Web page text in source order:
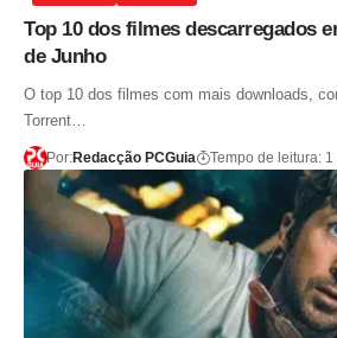
Top 10 dos filmes descarregados
de Junho
O top 10 dos filmes com mais downloads,
Torrent…
Por:Redacção PCGuia Tempo de leitura: 1